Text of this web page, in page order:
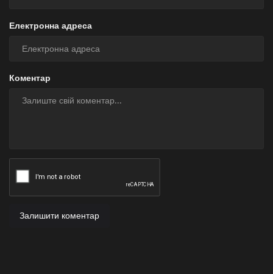
Електронна адреса
Коментар
Залишити коментар